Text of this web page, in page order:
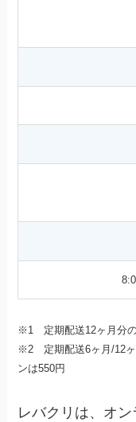
※1 定期配送12ヶ月分
※2 定期配送6ヶ月/12ヶ
ンは550円
レバクリは、オ